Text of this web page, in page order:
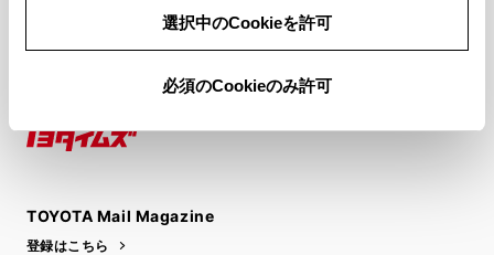
選択中のCookieを許可
必須のCookieのみ許可
公式SNS
Facebook
YouTubeInstagram
TOYOTA Mail Magazine
登録はこちら